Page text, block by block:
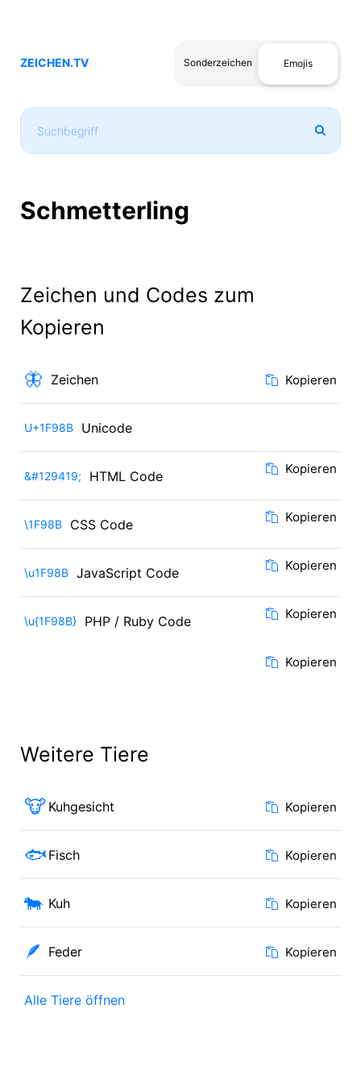
ZEICHEN.TV Sonderzeichen Emojis
Schmetterling
Zeichen und Codes zum
Kopieren
🦋 Zeichen Kopieren
U+1F98B Unicode
Kopieren
&#129419; HTML Code
Kopieren
\1F98B CSS Code
Kopieren
\u1F98B JavaScript Code
Kopieren
\u{1F98B} PHP / Ruby Code
Kopieren
Weitere Tiere
🐮 Kuhgesicht Kopieren
🐟Fisch Kopieren
🐄 Kuh Kopieren
🪶 Feder Kopieren
Alle Tiere öffnen